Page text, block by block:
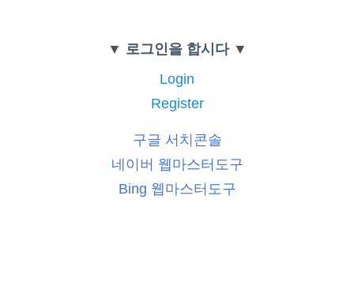
▼ 로그인을 합시다 ▼
Login
Register
구글 서치콘솔
네이버 웹마스터도구
Bing 웹마스터도구